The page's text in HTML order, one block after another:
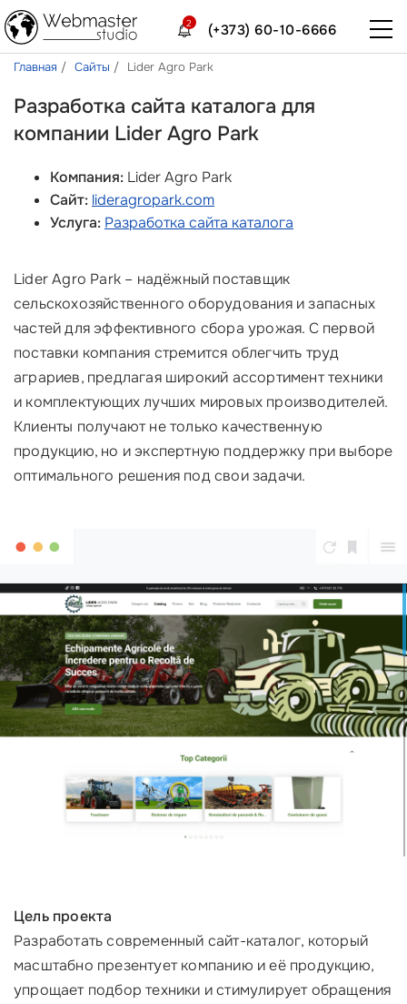
(+373) 60-10-6666
2
Главная Сайты Lider Agro Park
Разработка сайта каталога для
компании Lider Agro Park
Компания: Lider Agro Park
Сайт: lideragropark.com
Услуга: Разработка сайта каталога
Lider Agro Park – надёжный поставщик
сельскохозяйственного оборудования и запасных
частей для эффективного сбора урожая. С первой
поставки компания стремится облегчить труд
аграриев, предлагая широкий ассортимент техники
и комплектующих лучших мировых производителей.
Клиенты получают не только качественную
продукцию, но и экспертную поддержку при выборе
оптимального решения под свои задачи.
Цель проекта
Разработать современный сайт-каталог, который
масштабно презентует компанию и её продукцию,
упрощает подбор техники и стимулирует обращения